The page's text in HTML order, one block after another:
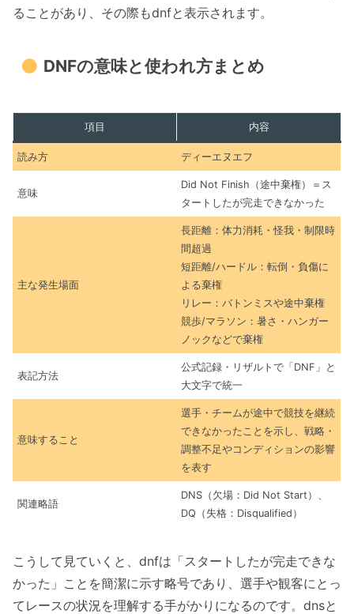
ることがあり、その際もdnfと表示されます。
DNFの意味と使われ方まとめ
項目 内容
読み方 ディーエヌエフ
意味
Did Not Finish（途中棄権）＝ス
タートしたが完走できなかった
主な発生場面
長距離：体力消耗・怪我・制限時
間超過
短距離/ハードル：転倒・負傷に
よる棄権
リレー：バトンミスや途中棄権
競歩/マラソン：暑さ・ハンガー
ノックなどで棄権
表記方法
公式記録・リザルトで「DNF」と
大文字で統一
意味すること
選手・チームが途中で競技を継続
できなかったことを示し、戦略・
調整不足やコンディションの影響
を表す
関連略語
DNS（欠場：Did Not Start）、
DQ（失格：Disqualified）
こうして見ていくと、dnfは「スタートしたが完走できな
かった」ことを簡潔に示す略号であり、選手や観客にとっ
てレースの状況を理解する手がかりになるのです。dnsと